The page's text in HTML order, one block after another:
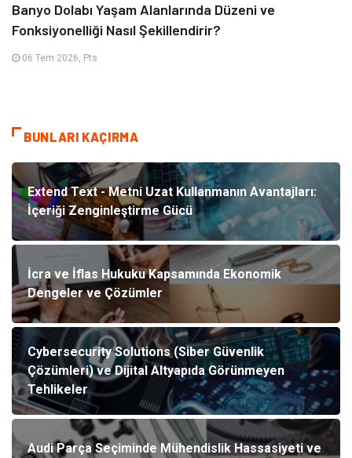
Banyo Dolabı Yaşam Alanlarında Düzeni ve
Fonksiyonelliği Nasıl Şekillendirir?
06 Tem 2026, Pts
BUNLARI KAÇIRMA
Extend Text - Metni Uzat Kullanmanın Avantajları:
İçeriği Zenginleştirme Gücü
İcra ve İflas Hukuku Kapsamında Ekonomik
Dengeler ve Çözümler
Cybersecurity Solutions (Siber Güvenlik
Çözümleri) ve Dijital Altyapıda Görünmeyen
Tehlikeler
Audi Parça Seçiminde Mühendislik Hassasiyeti ve